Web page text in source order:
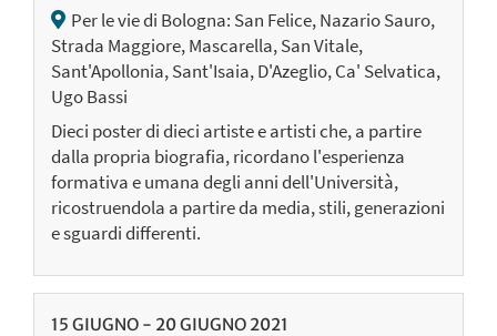
Per le vie di Bologna: San Felice, Nazario Sauro,
Strada Maggiore, Mascarella, San Vitale,
Sant'Apollonia, Sant'Isaia, D'Azeglio, Ca' Selvatica,
Ugo Bassi
Dieci poster di dieci artiste e artisti che, a partire
dalla propria biografia, ricordano l'esperienza
formativa e umana degli anni dell'Università,
ricostruendola a partire da media, stili, generazioni
e sguardi differenti.
15 GIUGNO - 20GIUGNO 2021